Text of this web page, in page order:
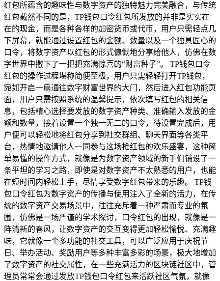
红包所蕴含的趣味性与数字资产的独特魅力完美融合，与传统
红包截然不同的是，TP钱包口令红包所发放的并非是实实在
在的现金，而是各种各样的加密货币或代币，用户只需轻点几
下屏幕，就能通过设置红包的金额、数量以及一个独具匠心的
口令，将数字资产以红包的形式慷慨地分享给他人，仿佛在数
字世界中撒下了一把把充满惊喜的“财富种子”。 TP钱包口令
红包的操作过程堪称简便至极，用户只需轻轻打开TP钱包，
宛如开启一扇通往数字财富世界的大门，然后进入红包功能页
面，用户只需按照系统的温馨提示，依次填写红包的相关信
息，包括精心选择要发放的数字资产种类、准确输入发放的金
额和数量，接着设置一个独一无二的口令，待设置完成后，用
户便可以轻松地将红包分享到社交群组、聊天界面等各类平
台，热情地邀请他人一同参与这场抢红包的欢乐盛宴，这种简
单易懂的操作方式，就像是为数字资产领域的新手们铺设了一
条平坦的学习之路，即使是对数字资产不太熟悉的用户，也能
在短时间内轻松上手，尽情享受数字红包带来的乐趣。 TP钱
包口令红包为数字资产的传播与使用注入了全新的活力，在传
统的数字资产交易场景中，往往充斥着一种严肃而专业的氛
围，仿佛是一场严谨的学术探讨，口令红包的出现，就像是一
阵清新的春风，让数字资产的交互变得更加轻松愉悦、充满趣
味，它就像一个多功能的社交工具，可以广泛应用于庆祝节
日、举办活动、奖励用户等多种丰富多彩的场景，极大地增加
了数字资产的社交属性，在一些充满活力的区块链社区中，管
理员常常会通过发放TP钱包口令红包来活跃社区气氛，就像